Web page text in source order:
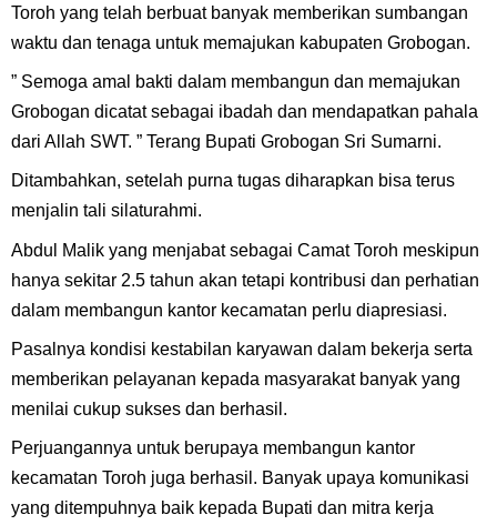
Toroh yang telah berbuat banyak memberikan sumbangan
waktu dan tenaga untuk memajukan kabupaten Grobogan.
” Semoga amal bakti dalam membangun dan memajukan
Grobogan dicatat sebagai ibadah dan mendapatkan pahala
dari Allah SWT. ” Terang Bupati Grobogan Sri Sumarni.
Ditambahkan, setelah purna tugas diharapkan bisa terus
menjalin tali silaturahmi.
Abdul Malik yang menjabat sebagai Camat Toroh meskipun
hanya sekitar 2.5 tahun akan tetapi kontribusi dan perhatian
dalam membangun kantor kecamatan perlu diapresiasi.
Pasalnya kondisi kestabilan karyawan dalam bekerja serta
memberikan pelayanan kepada masyarakat banyak yang
menilai cukup sukses dan berhasil.
Perjuangannya untuk berupaya membangun kantor
kecamatan Toroh juga berhasil. Banyak upaya komunikasi
yang ditempuhnya baik kepada Bupati dan mitra kerja